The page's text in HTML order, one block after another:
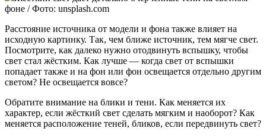
фоне / Фото: unsplash.com
Расстояние источника от модели и фона также влияет на
исходную картинку. Так, чем ближе источник, тем мягче свет.
Посмотрите, как далеко нужно отодвинуть вспышку, чтобы
свет стал жёстким. Как лучше — когда свет от вспышки
попадает также и на фон или фон освещается отдельно другим
светом? Не освещается вовсе?
Обратите внимание на блики и тени. Как меняется их
характер, если жёсткий свет сделать мягким и наоборот? Как
меняется расположение теней, бликов, если передвинуть свет?